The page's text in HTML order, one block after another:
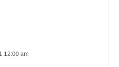
12:00 am